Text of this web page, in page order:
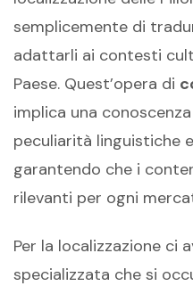
semplicemente di
adattarli ai contesti
Paese. Quest’opera di
implica una
peculiarità linguistiche
garantendo che i
rilevanti per ogni
Per la localizzazione ci
specializzata che si